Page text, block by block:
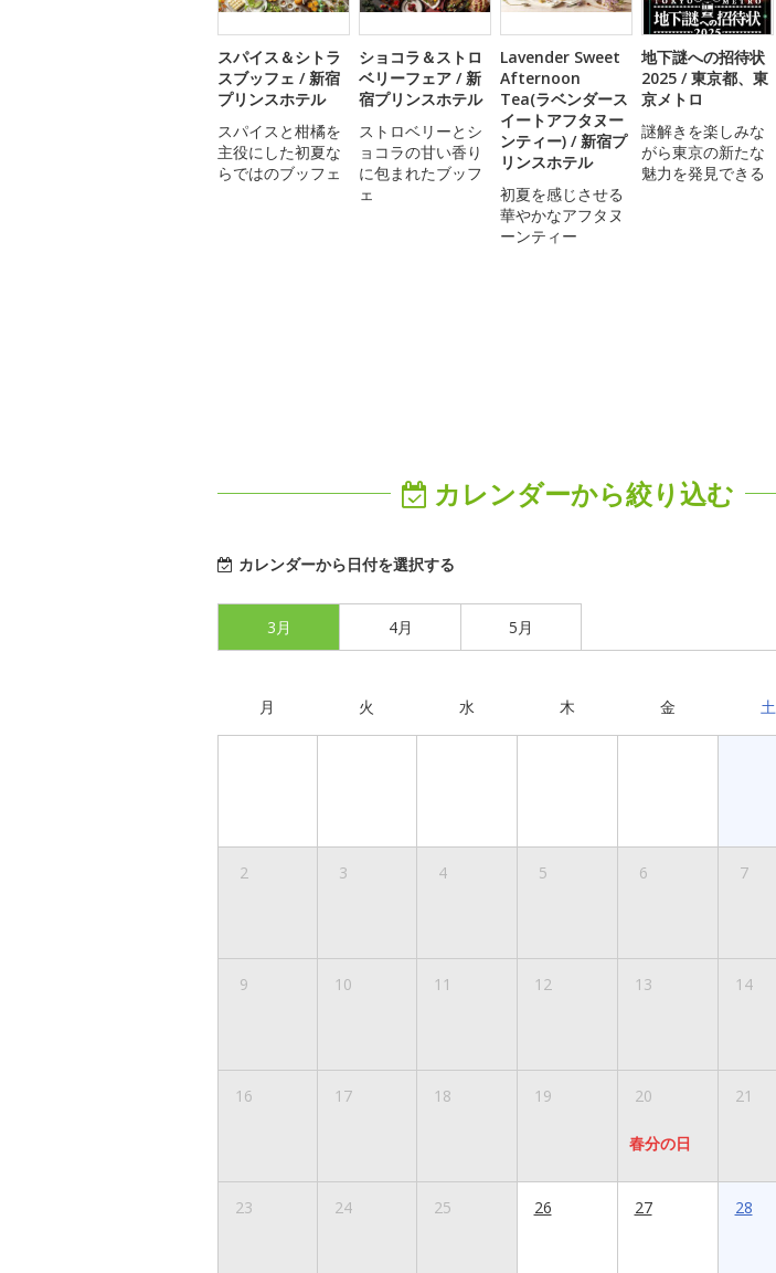
スパイス＆シトラ
スブッフェ / 新宿
プリンスホテル
スパイスと柑橘を
主役にした初夏な
らではのブッフェ
ショコラ＆ストロ
ベリーフェア / 新
宿プリンスホテル
ストロベリーとシ
ョコラの甘い香り
に包まれたブッフ
ェ
Lavender Sweet
Afternoon
Tea(ラベンダース
イートアフタヌー
ンティー) / 新宿プ
リンスホテル
初夏を感じさせる
華やかなアフタヌ
ーンティー
地下謎への招待状
2025 / 東京都、東
京メトロ
謎解きを楽しみな
がら東京の新たな
魅力を発見できる
カレンダーから絞り込む
カレンダーから日付を選択する
3月 4月 5月
月 火 水 木 金 土
2 3 4 5 6 7
9 10 11 12 13 14
16 17 18 19 20
春分の日
21
23 24 25 26 27 28